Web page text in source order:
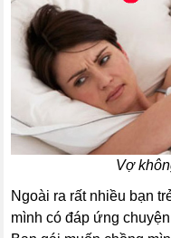
Vợ
Ngoài ra rất nhiều bạn
mình có đáp ứng